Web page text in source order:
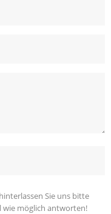
Sie uns bitte
wie möglich antworten!